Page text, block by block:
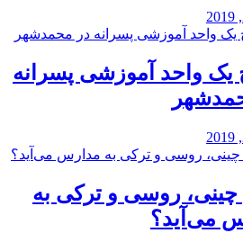
یک واحد آموزشی پسرانه
چینی، روسی و ترکی به
می‌آید؟